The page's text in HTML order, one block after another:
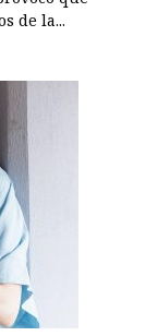
de la...